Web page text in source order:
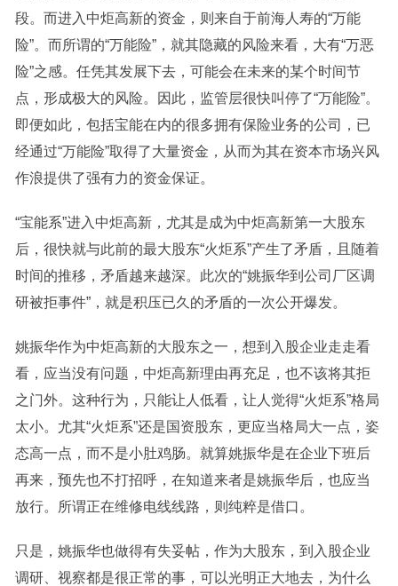
段。而进入中炬高新的资金，则来自于前海人寿的“万能
险”。而所谓的“万能险”，就其隐藏的风险来看，大有“万恶
险”之感。任凭其发展下去，可能会在未来的某个时间节
点，形成极大的风险。因此，监管层很快叫停了“万能险”。
即便如此，包括宝能在内的很多拥有保险业务的公司，已
经通过“万能险”取得了大量资金，从而为其在资本市场兴风
作浪提供了强有力的资金保证。
“宝能系”进入中炬高新，尤其是成为中炬高新第一大股东
后，很快就与此前的最大股东“火炬系”产生了矛盾，且随着
时间的推移，矛盾越来越深。此次的“姚振华到公司厂区调
研被拒事件”，就是积压已久的矛盾的一次公开爆发。
姚振华作为中炬高新的大股东之一，想到入股企业走走看
看，应当没有问题，中炬高新理由再充足，也不该将其拒
之门外。这种行为，只能让人低看，让人觉得“火炬系”格局
太小。尤其“火炬系”还是国资股东，更应当格局大一点，姿
态高一点，而不是小肚鸡肠。就算姚振华是在企业下班后
再来，预先也不打招呼，在知道来者是姚振华后，也应当
放行。所谓正在维修电线线路，则纯粹是借口。
只是，姚振华也做得有失妥帖，作为大股东，到入股企业
调研、视察都是很正常的事，可以光明正大地去，为什么